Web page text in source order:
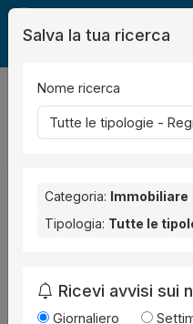
Legalmente Immobili
risultati
Salva la tua ricerca
Nome ricerca
Categoria: Immobiliare
Tipologia: Tutte le
Ricevi avvisi sui
Giornaliero